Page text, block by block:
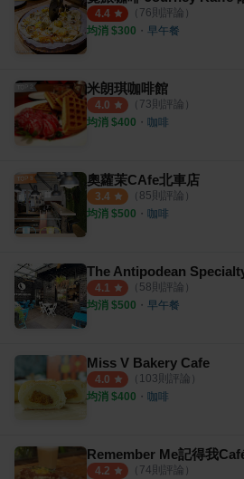
4.4 （ 76則評論）
均消 $300 ・ 早午餐
米朗琪咖啡館
4.0 （ 73則評論）
均消 $400 ・ 咖啡
奧蘿茉CAfe北車店
3.4 （ 85則評論）
均消 $500 ・ 咖啡
The Antipodean
4.1 （ 58則評論）
均消 $500 ・ 早午餐
Miss V Bakery Cafe
4.0 （ 103則評論）
均消 $400 ・ 咖啡
Remember Me記得我
4.2 （ 74則評論）